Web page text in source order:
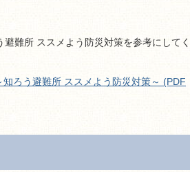
難所 ススメよう防災対策を参考にしてく
ろう避難所 ススメよう防災対策～ (PDF